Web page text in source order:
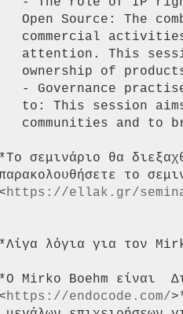
*Το σεμινάριο θα
το
<https://ellak.gr/
*Λίγα λόγια για τον
*Ο Mirko Boehm είναι
<https://endocode.com/